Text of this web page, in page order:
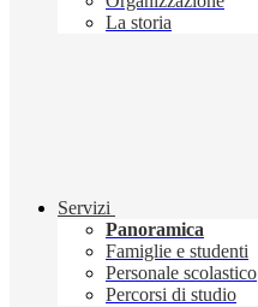
La storia
Servizi
Panoramica
Famiglie e studenti
Personale scolastico
Percorsi di studio